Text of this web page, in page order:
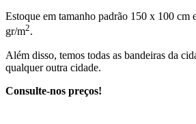
Estoque em tamanho padrão 150 x 100 cm
gr/m2.
Além disso, temos todas as bandeiras da
qualquer outra cidade.
Consulte-nos preços!